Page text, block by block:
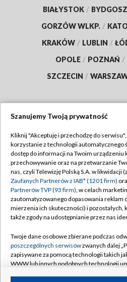
BIAŁYSTOK /
GORZÓW WLKP. /
KRAKÓW / LUBLIN /
OPOLE / POZNAŃ /
SZCZECIN /
TVP
Abonament TVP
Emisja w TVP
Centrum informacji TVP
Naziemna Telewizja Cyfrowa
Rada Programowa
System NOS
Informacje o nadawcy
Polityka
Moje
Pomoc
Szanujemy Twoją prywatność
Kliknij "Akceptuję i przechodzę do serwisu",
korzystanie z technologii automatycznego
dostęp do informacji na Twoim urządzeniu
przechowywanie oraz na przetwarzanie
nas, czyli Telewizję Polską S.A. w likwidacji
Zaufanych Partnerów z IAB* (1201 firm)
Partnerów TVP (93 firm), w celach
zautomatyzowanego dopasowania reklam
mierzenia ich skuteczności) i pozostałych,
także zgody na udostępnianie przez nas
Twoje dane osobowe zbierane podczas
poszczególnych serwisówzwanych dalej
zapisywane za pomocą technologii takich
WWW lub innych podobnych technologii